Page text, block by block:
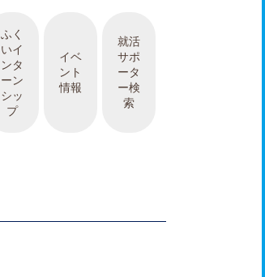
ふく
いイ
ンタ
ーン
シッ
プ
イベ
ント
情報
就活
サポ
ータ
ー検
索